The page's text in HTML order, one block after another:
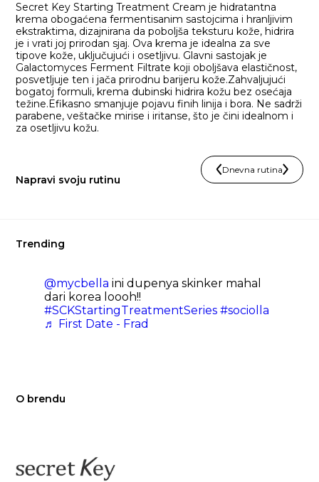
Secret Key Starting Treatment Cream je hidratantna
krema obogaćena fermentisanim sastojcima i hranljivim
ekstraktima, dizajnirana da poboljša teksturu kože, hidrira
je i vrati joj prirodan sjaj. Ova krema je idealna za sve
tipove kože, uključujući i osetljivu. Glavni sastojak je
Galactomyces Ferment Filtrate koji oboljšava elastičnost,
posvetljuje ten i jača prirodnu barijeru kože.Zahvaljujući
bogatoj formuli, krema dubinski hidrira kožu bez osećaja
težine.Efikasno smanjuje pojavu finih linija i bora. Ne sadrži
parabene, veštačke mirise i iritanse, što je čini idealnom i
za osetljivu kožu.
Napravi svoju rutinu
Dnevna rutina
Trending
@mycbella ini dupenya skinker mahal
dari korea loooh!!
#SCKStartingTreatmentSeries #sociolla
♬ First Date - Frad
O brendu